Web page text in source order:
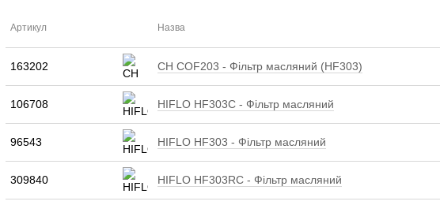
Артикул Назва
163202 CH COF203 - Фільтр масляний (HF303)
106708 HIFLO HF303C - Фільтр масляний
96543 HIFLO HF303 - Фільтр масляний
309840 HIFLO HF303RC - Фільтр масляний